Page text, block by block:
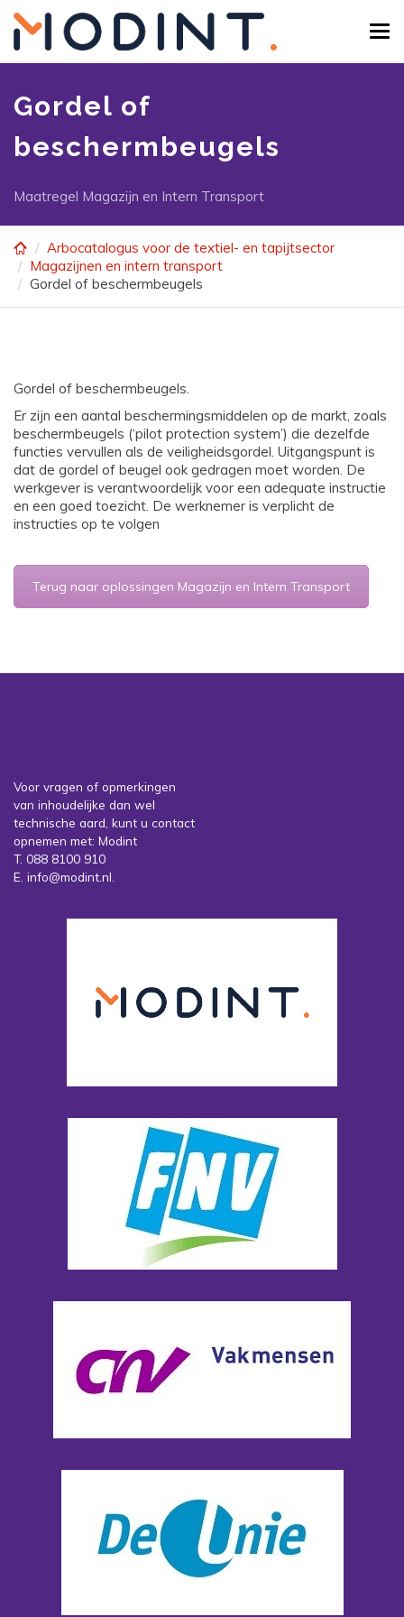
main
content
Gordel of
beschermbeugels
Maatregel Magazijn en Intern Transport
Arbocatalogus voor de textiel- en tapijtsector
Magazijnen en intern transport
Gordel of beschermbeugels
Gordel of beschermbeugels.
Er zijn een aantal beschermingsmiddelen op de markt, zoals
beschermbeugels (‘pilot protection system’) die dezelfde
functies vervullen als de veiligheidsgordel. Uitgangspunt is
dat de gordel of beugel ook gedragen moet worden. De
werkgever is verantwoordelijk voor een adequate instructie
en een goed toezicht. De werknemer is verplicht de
instructies op te volgen
Terug naar oplossingen Magazijn en Intern Transport
Voor vragen of opmerkingen
van inhoudelijke dan wel
technische aard, kunt u contact
opnemen met: Modint
T. 088 8100 910
E. info@modint.nl.